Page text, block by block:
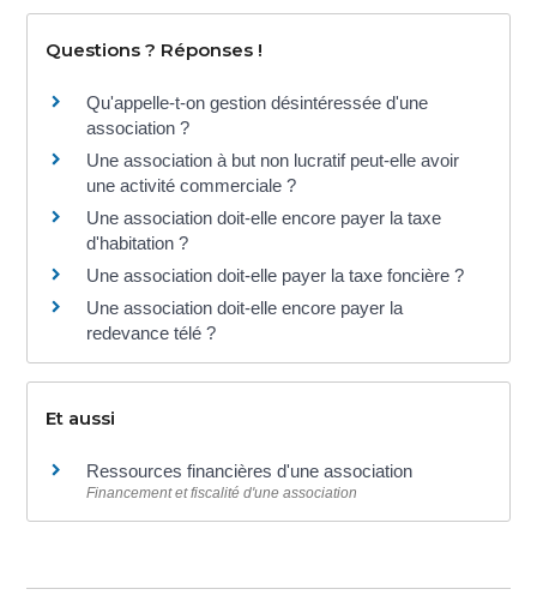
Questions ? Réponses !
Qu'appelle-t-on gestion désintéressée d'une
association ?
Une association à but non lucratif peut-elle avoir
une activité commerciale ?
Une association doit-elle encore payer la taxe
d'habitation ?
Une association doit-elle payer la taxe foncière ?
Une association doit-elle encore payer la
redevance télé ?
Et aussi
Ressources financières d'une association
Financement et fiscalité d'une association